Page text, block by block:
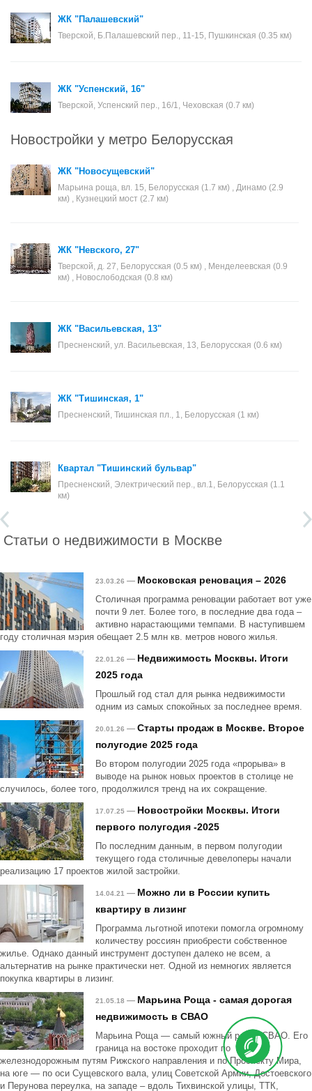
ЖК "Палашевский"
Тверской, Б.Палашевский пер., 11-15, Пушкинская (0.35 км)
ЖК "Успенский, 16"
Тверской, Успенский пер., 16/1, Чеховская (0.7 км)
Новостройки у метро Белорусская
ЖК "Новосущевский"
Марьина роща, вл. 15, Белорусская (1.7 км) , Динамо (2.9
км) , Кузнецкий мост (2.7 км)
ЖК "Невского, 27"
Тверской, д. 27, Белорусская (0.5 км) , Менделеевская (0.9
км) , Новослободская (0.8 км)
ЖК "Васильевская, 13"
Пресненский, ул. Васильевская, 13, Белорусская (0.6 км)
ЖК "Тишинская, 1"
Пресненский, Тишинская пл., 1, Белорусская (1 км)
Квартал "Тишинский бульвар"
Пресненский, Электрический пер., вл.1, Белорусская (1.1
км)
Статьи о недвижимости в Москве
23.03.26 — Московская реновация – 2026
Столичная программа реновации работает вот уже
почти 9 лет. Более того, в последние два года –
активно нарастающими темпами. В наступившем
году столичная мэрия обещает 2.5 млн кв. метров нового жилья.
22.01.26 — Недвижимость Москвы. Итоги
2025 года
Прошлый год стал для рынка недвижимости
одним из самых спокойных за последнее время.
20.01.26 — Старты продаж в Москве. Второе
полугодие 2025 года
Во втором полугодии 2025 года «прорыва» в
выводе на рынок новых проектов в столице не
случилось, более того, продолжился тренд на их сокращение.
17.07.25 — Новостройки Москвы. Итоги
первого полугодия -2025
По последним данным, в первом полугодии
текущего года столичные девелоперы начали
реализацию 17 проектов жилой застройки.
14.04.21 — Можно ли в России купить
квартиру в лизинг
Программа льготной ипотеки помогла огромному
количеству россиян приобрести собственное
жилье. Однако данный инструмент доступен далеко не всем, а
альтернатив на рынке практически нет. Одной из немногих является
покупка квартиры в лизинг.
21.05.18 — Марьина Роща - самая дорогая
недвижимость в СВАО
Марьина Роща — самый южный район СВАО. Его
граница на востоке проходит по
железнодорожным путям Рижского направления и по Проспекту Мира,
на юге — по оси Сущевского вала, улиц Советской Армии, Достоевского
и Перунова переулка, на западе – вдоль Тихвинской улицы, ТТК,